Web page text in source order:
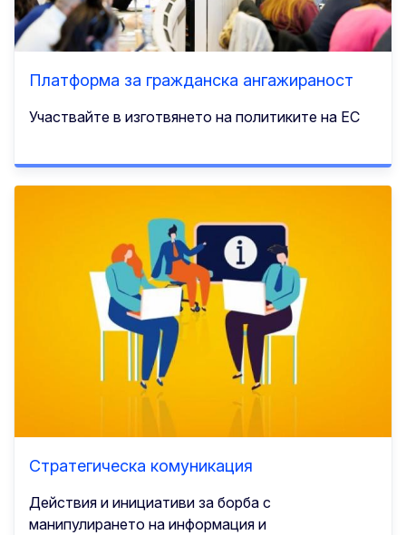
Платформа за гражданска ангажираност
Участвайте в изготвянето на политиките на ЕС
Стратегическа комуникация
Действия и инициативи за борба с
манипулирането на информация и